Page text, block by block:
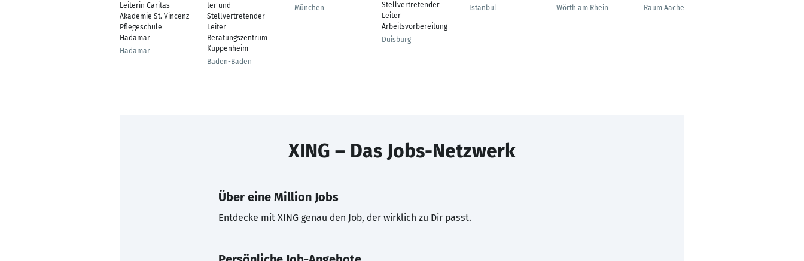
Leiterin Caritas
Akademie St. Vincenz
Pflegeschule
Hadamar
Hadamar
ter und
Stellvertretender
Leiter
Beratungszentrum
Kuppenheim
Baden-Baden
München
Stellvertretender
Leiter
Arbeitsvorbereitung
Duisburg
Istanbul
Wörth am Rhein
Raum Aachen
XING – Das Jobs-Netzwerk
Über eine Million Jobs
Entdecke mit XING genau den Job, der wirklich zu Dir passt.